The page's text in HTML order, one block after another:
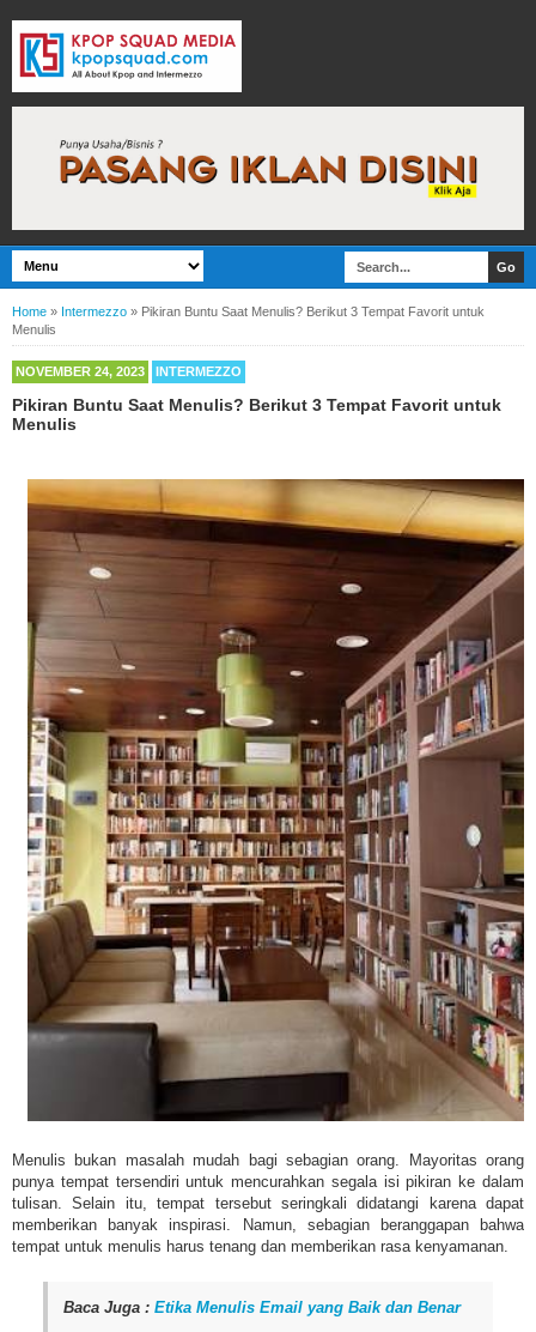
Home » Intermezzo » Pikiran Buntu Saat Menulis? Berikut 3 Tempat Favorit untuk
Menulis
NOVEMBER 24, 2023 INTERMEZZO
Pikiran Buntu Saat Menulis? Berikut 3 Tempat Favorit untuk
Menulis
Menulis bukan masalah mudah bagi sebagian orang. Mayoritas orang
punya tempat tersendiri untuk mencurahkan segala isi pikiran ke dalam
tulisan. Selain itu, tempat tersebut seringkali didatangi karena dapat
memberikan banyak inspirasi. Namun, sebagian beranggapan bahwa
tempat untuk menulis harus tenang dan memberikan rasa kenyamanan.
Baca Juga : Etika Menulis Email yang Baik dan Benar